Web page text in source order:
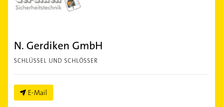
N. Gerdiken GmbH
SCHLÜSSEL UND SCHLÖSSER
E-Mail